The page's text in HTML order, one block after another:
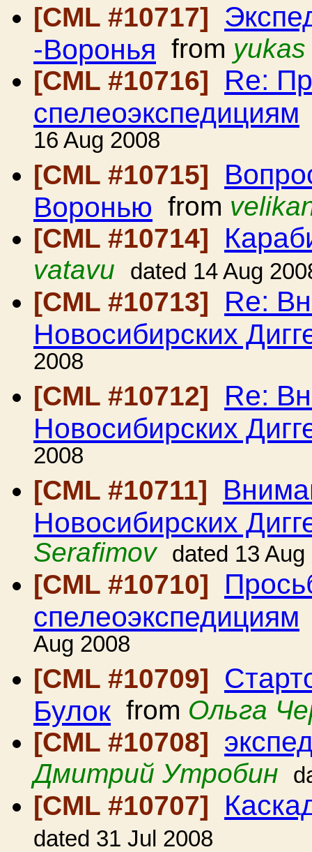
[CML #10717]
-Воронья from yukas
[CML #10716]
Re:
спелеоэкспедициям
16 Aug 2008
[CML #10715]
Воронью from
[CML #10714]
vatavu dated 14 Aug
[CML #10713] Re:
Новосибирских
2008
[CML #10712]
Re:
Новосибирских
2008
[CML #10711]
Новосибирских
Serafimov
dated 13 Aug
[CML #10710]
спелеоэкспедициям
Aug 2008
[CML #10709]
Булок from Ольга
[CML #10708]
Дмитрий Утробин
[CML #10707]
dated 31 Jul 2008